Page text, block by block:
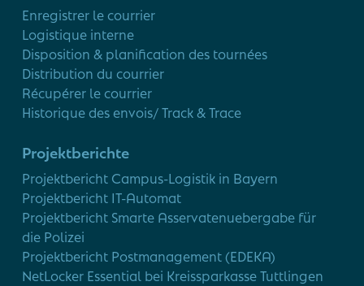
Enregistrer le courrier
Logistique interne
Disposition & planification des tournées
Distribution du courrier
Récupérer le courrier
Historique des envois/ Track & Trace
Projektberichte
Projektbericht Campus-Logistik in Bayern
Projektbericht IT-Automat
Projektbericht Smarte Asservatenuebergabe für
die Polizei
Projektbericht Postmanagement (EDEKA)
NetLocker Essential bei Kreissparkasse Tuttlingen